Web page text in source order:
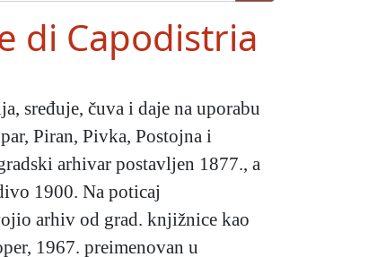
di Capodistria
sređuje, čuva i daje na uporabu
Piran, Pivka, Postojna i
arhivar postavljen 1877., a
1900. Na poticaj
arhiv od grad. knjižnice kao
1967. preimenovan u